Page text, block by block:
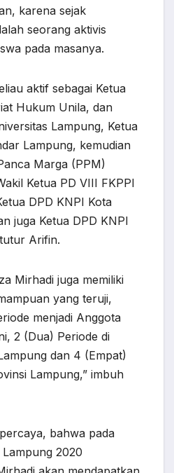
karena sejak
seorang aktivis
pada masanya.
aktif sebagai Ketua
Hukum Unila, dan
Lampung, Ketua
Lampung, kemudian
Marga (PPM)
Ketua PD VIII FKPPI
DPD KNPI Kota
juga Ketua DPD KNPI
Arifin.
Mirhadi juga memiliki
yang teruji,
menjadi Anggota
2 (Dua) Periode di
dan 4 (Empat)
Lampung,” imbuh
bahwa pada
2020